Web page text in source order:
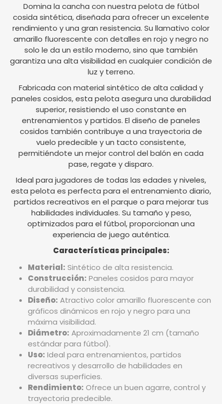
Domina la cancha con nuestra pelota de fútbol
cosida sintética, diseñada para ofrecer un excelente
rendimiento y una gran resistencia. Su llamativo color
amarillo fluorescente con detalles en rojo y negro no
solo le da un estilo moderno, sino que también
garantiza una alta visibilidad en cualquier condición de
luz y terreno.
Fabricada con material sintético de alta calidad y
paneles cosidos, esta pelota asegura una durabilidad
superior, resistiendo el uso constante en
entrenamientos y partidos. El diseño de paneles
cosidos también contribuye a una trayectoria de
vuelo predecible y un tacto consistente,
permitiéndote un mejor control del balón en cada
pase, regate y disparo.
Ideal para jugadores de todas las edades y niveles,
esta pelota es perfecta para el entrenamiento diario,
partidos recreativos en el parque o para mejorar tus
habilidades individuales. Su tamaño y peso,
optimizados para el fútbol, proporcionan una
experiencia de juego auténtica.
Características principales:
Material: Sintético de alta resistencia.
Construcción: Paneles cosidos para mayor
durabilidad y consistencia.
Diseño: Atractivo color amarillo fluorescente con
gráficos dinámicos en rojo y negro para una
máxima visibilidad.
Diámetro: Aproximadamente 21 cm (tamaño
estándar para fútbol).
Uso: Ideal para entrenamientos, partidos
recreativos y desarrollo de habilidades en
diversas superficies.
Rendimiento: Ofrece un buen agarre, control y
trayectoria predecible.